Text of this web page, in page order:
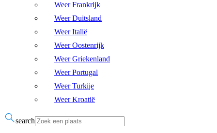
Weer Frankrijk
Weer Duitsland
Weer Italië
Weer Oostenrijk
Weer Griekenland
Weer Portugal
Weer Turkije
Weer Kroatië
search